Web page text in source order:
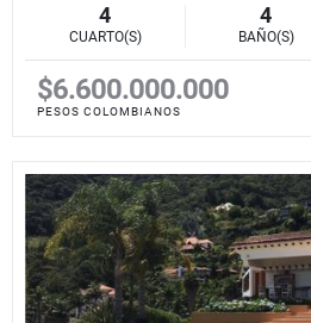
4
CUARTO(S)
4
BAÑO(S)
$6.600.000.000
PESOS COLOMBIANOS